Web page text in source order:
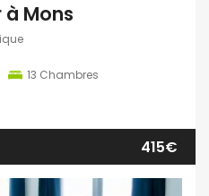
Mons
13 Chambres
415€